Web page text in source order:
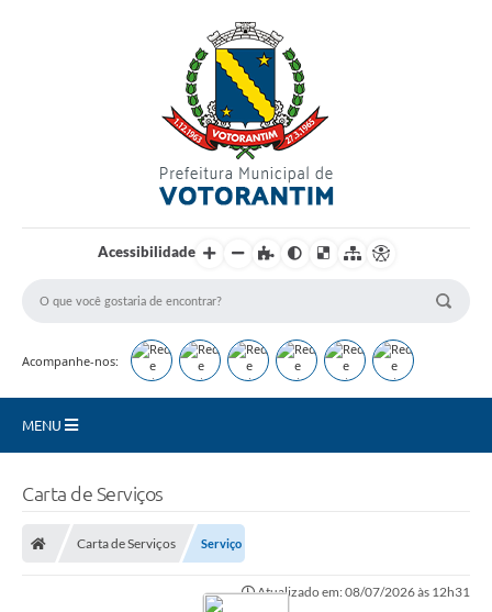
Acessibilidade
Acompanhe-nos:
MENU
Carta de Serviços
Carta de Serviços Serviço
Atualizado em: 08/07/2026 às 12h31